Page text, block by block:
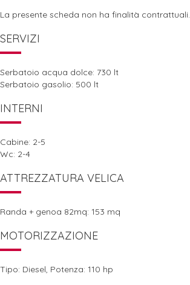
La presente scheda non ha finalità contrattuali.
SERVIZI
Serbatoio acqua dolce: 730 lt
Serbatoio gasolio: 500 lt
INTERNI
Cabine: 2-5
Wc: 2-4
ATTREZZATURA VELICA
Randa + genoa 82mq: 153 mq
MOTORIZZAZIONE
Tipo: Diesel, Potenza: 110 hp